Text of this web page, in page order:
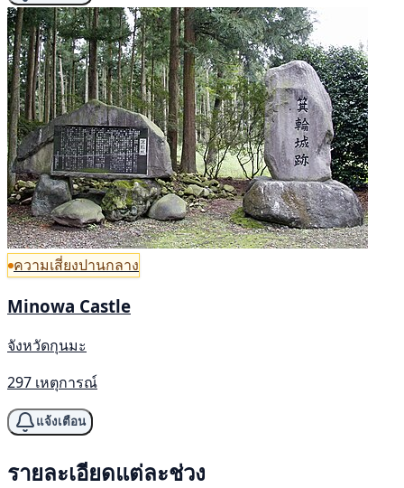
ความเสี่ยงปานกลาง
Minowa Castle
จังหวัดกุนมะ
297 เหตุการณ์
แจ้งเตือน
รายละเอียดแต่ละช่วง